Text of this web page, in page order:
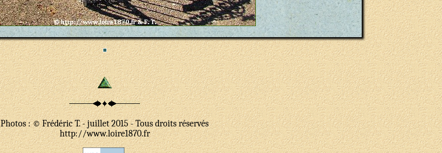
-
Photos : © Frédéric T. - juillet 2015 - Tous droits réservés
http://www.loire1870.fr